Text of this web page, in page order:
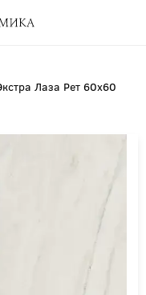
Лаза Рет 60х60